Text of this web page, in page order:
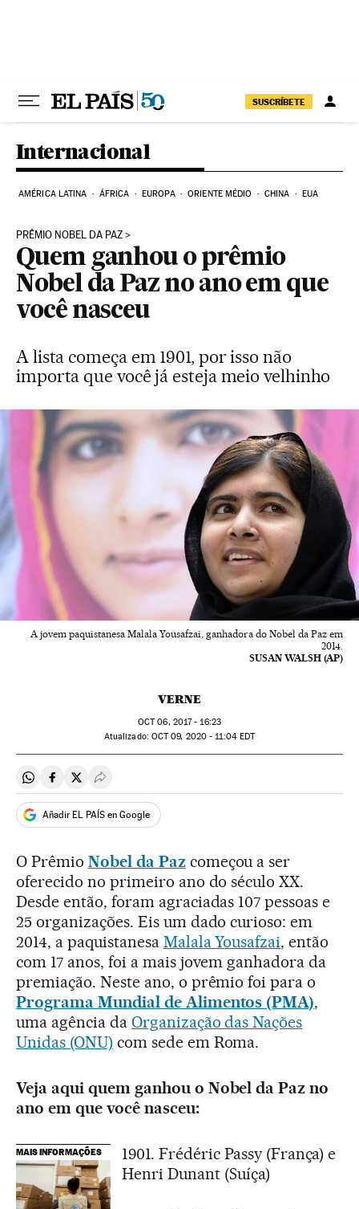
SUSCRÍBETE
Internacional
AMÉRICA LATINA ÁFRICA EUROPA ORIENTE MÉDIO CHINA EUA
PRÊMIO NOBEL DA PAZ
Quem ganhou o prêmio
Nobel da Paz no ano em que
você nasceu
A lista começa em 1901, por isso não
importa que você já esteja meio velhinho
A jovem paquistanesa Malala Yousafzai, ganhadora do Nobel da Paz em
2014.
SUSAN WALSH (AP)
VERNE
OCT06, 2017 - 16:23
atualizado: OCT09, 2020 - 11:04EDT
Compartir en Whatsapp
Compartir en Facebook
Compartir en Twitter
Desplegar Redes Sociales
Añadir EL PAÍS en Google
O Prêmio Nobel da Pazcomeçou a ser
oferecido no primeiro ano do século XX.
Desde então, foram agraciadas 107 pessoas e
25 organizações. Eis um dado curioso: em
2014, a paquistanesa Malala Yousafzai, então
com 17 anos, foi a mais jovem ganhadora da
premiação. Neste ano, o prêmio foi para o
Programa Mundial de Alimentos (PMA),
uma agência da Organização das Nações
Unidas (ONU) com sede em Roma.
Veja aqui quem ganhou o Nobel da Paz no
ano em que você nasceu:
MAIS INFORMAÇÕES
1901. Frédéric Passy (França) e
Henri Dunant (Suíça)